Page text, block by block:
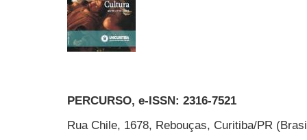
PERCURSO, e-ISSN: 2316-7521
Rua Chile, 1678, Rebouças, Curitiba/PR